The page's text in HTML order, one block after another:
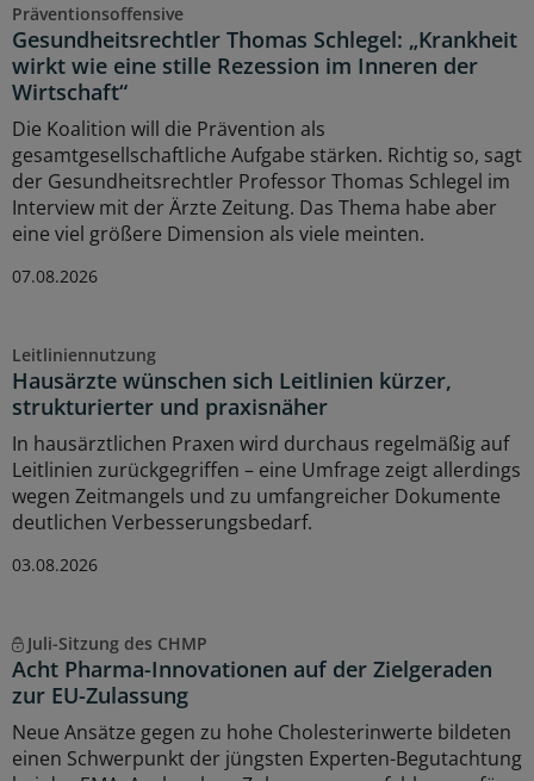
Präventionsoffensive
Gesundheitsrechtler Thomas Schlegel: „Krankheit
wirkt wie eine stille Rezession im Inneren der
Wirtschaft“
Die Koalition will die Prävention als
gesamtgesellschaftliche Aufgabe stärken. Richtig so, sagt
der Gesundheitsrechtler Professor Thomas Schlegel im
Interview mit der Ärzte Zeitung. Das Thema habe aber
eine viel größere Dimension als viele meinten.
07.08.2026
Leitliniennutzung
Hausärzte wünschen sich Leitlinien kürzer,
strukturierter und praxisnäher
In hausärztlichen Praxen wird durchaus regelmäßig auf
Leitlinien zurückgegriffen – eine Umfrage zeigt allerdings
wegen Zeitmangels und zu umfangreicher Dokumente
deutlichen Verbesserungsbedarf.
03.08.2026
Juli-Sitzung des CHMP
Acht Pharma-Innovationen auf der Zielgeraden
zur EU-Zulassung
Neue Ansätze gegen zu hohe Cholesterinwerte bildeten
einen Schwerpunkt der jüngsten Experten-Begutachtung